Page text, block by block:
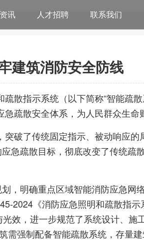
讯 人才招聘 联系我们
建筑消防安全防线
散指示系统（以下简称“智能疏
疏散安全体系，为人民群众生命
破了传统固定指示、被动响应
急疏散目标，彻底改变了传统疏
，明确重点区域智能消防应急网
2024《消防应急照明和疏散指
效，进一步规范了系统设计、施
需强制配备智能疏散系统，存量